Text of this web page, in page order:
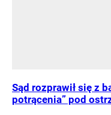
Sąd rozprawił się z
potrącenia” pod